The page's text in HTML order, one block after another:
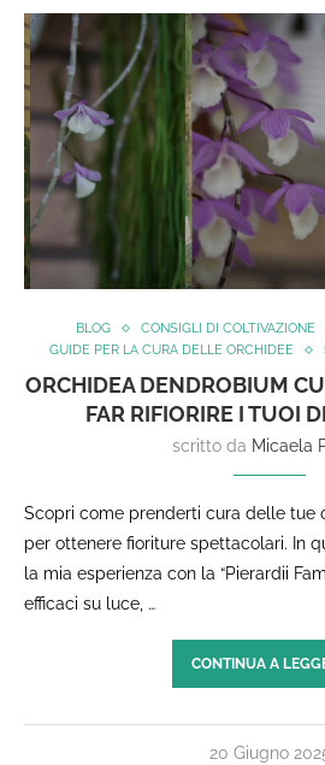
BLOG CONSIGLI DI COLTIVAZIONE
GUIDE PER LA CURA DELLE ORCHIDEE
ORCHIDEA DENDROBIUM
FAR RIFIORIRE I TUOI
scritto da Micaela
Scopri come prenderti cura delle tue
per ottenere fioriture spettacolari. In
la mia esperienza con la “Pierardii
efficaci su luce, …
CONTINUA A
20 Giugno